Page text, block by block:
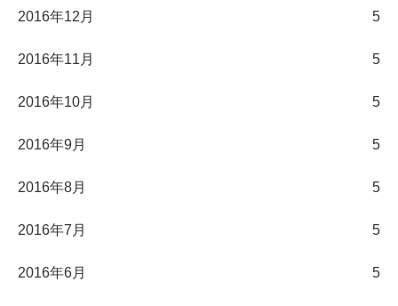
2016年12月 5
2016年11月 5
2016年10月 5
2016年9月 5
2016年8月 5
2016年7月 5
2016年6月 5